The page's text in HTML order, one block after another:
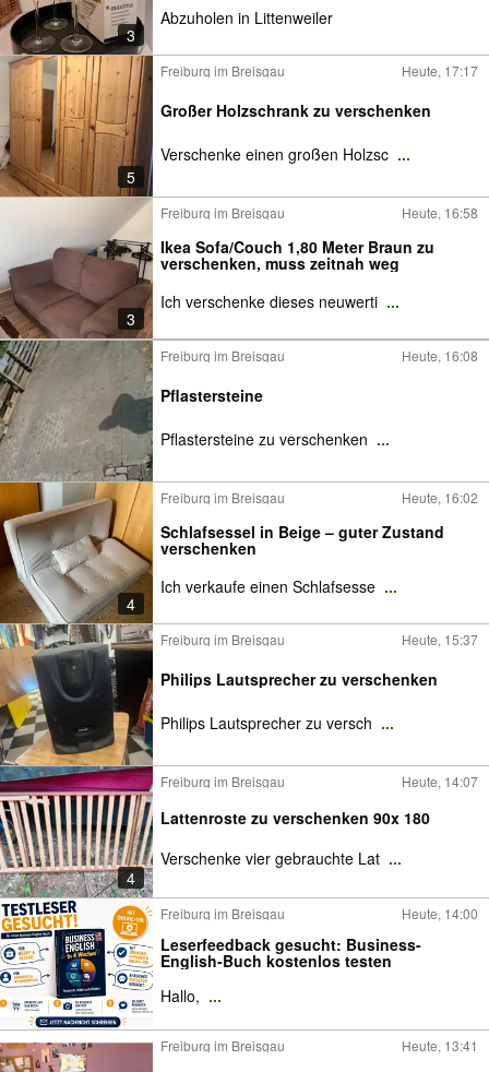
3
Abzuholen in Littenweiler
5
Freiburg im Breisgau Heute, 17:17
Großer Holzschrank zu verschenken
Verschenke einen großen Holzsc ...
3
Freiburg im Breisgau Heute, 16:58
Ikea Sofa/Couch 1,80 Meter Braun zu
verschenken, muss zeitnah weg
Ich verschenke dieses neuwerti ...
Freiburg im Breisgau Heute, 16:08
Pflastersteine
Pflastersteine zu verschenken ...
4
Freiburg im Breisgau Heute, 16:02
Schlafsessel in Beige – guter Zustand
verschenken
Ich verkaufe einen Schlafsesse ...
Freiburg im Breisgau Heute, 15:37
Philips Lautsprecher zu verschenken
Philips Lautsprecher zu versch ...
4
Freiburg im Breisgau Heute, 14:07
Lattenroste zu verschenken 90x 180
Verschenke vier gebrauchte Lat ...
Freiburg im Breisgau Heute, 14:00
Leserfeedback gesucht: Business-
English-Buch kostenlos testen
Hallo, ...
Freiburg im Breisgau Heute, 13:41